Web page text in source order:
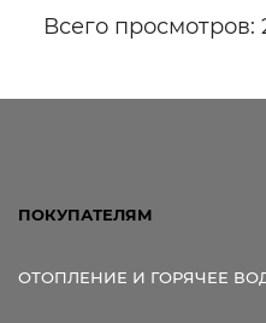
Всего просмотров:
ПОКУПАТЕЛЯМ
ОТОПЛЕНИЕ И ГОРЯЧЕЕ